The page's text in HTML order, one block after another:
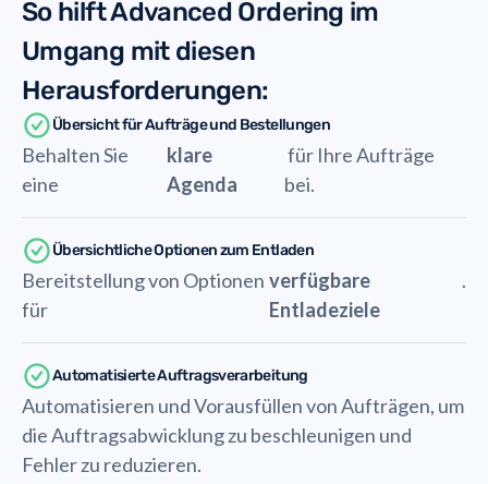
So hilft Advanced Ordering im
Umgang mit diesen
Herausforderungen:
Übersicht für Aufträge und Bestellungen
Behalten Sie
eine
klare
Agenda
für Ihre Aufträge
bei.
Übersichtliche Optionen zum Entladen
Bereitstellung von Optionen
für
verfügbare
Entladeziele
.
Automatisierte Auftragsverarbeitung
Automatisieren und Vorausfüllen von Aufträgen, um
die Auftragsabwicklung zu beschleunigen und
Fehler zu reduzieren.